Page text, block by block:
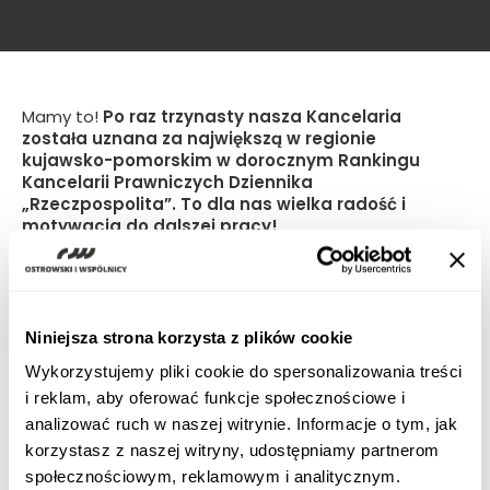
Niniejsza strona korzysta z plików cookie
Wykorzystujemy pliki cookie do spersonalizowania treści
i reklam, aby oferować funkcje społecznościowe i
analizować ruch w naszej witrynie. Informacje o tym, jak
korzystasz z naszej witryny, udostępniamy partnerom
społecznościowym, reklamowym i analitycznym.
Mamy to! Po raz trzynasty nasza Kancelaria
została uznana za największą w regionie
kujawsko-pomorskim w dorocznym Rankingu
Kancelarii Prawniczych Dziennika
„Rzeczpospolita”. To dla nas wielka radość i
motywacja do dalszej pracy!
Ogromne brawa należą się całemu Zespołowi, który
dzięki Wam możemy się rozwijać i sięgać po więcej.
znalazły się w tegorocznym zestawieniu!